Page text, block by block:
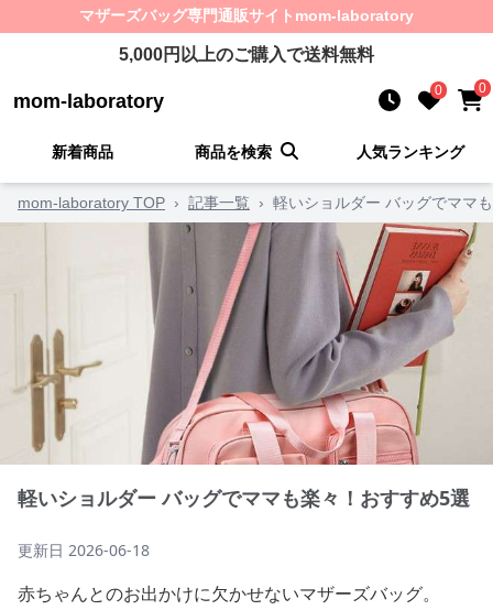
マザーズバッグ専門通販サイト mom-laboratory
5,000円以上のご購入で送料無料
mom-laboratory 0 0
新着商品 商品を検索 人気ランキング
mom-laboratory TOP › 記事一覧 › 軽いショルダー バッグでママ
軽いショルダー バッグでママも楽々！おすすめ5選
更新日 2026-06-18
赤ちゃんとのお出かけに欠かせないマザーズバッグ。